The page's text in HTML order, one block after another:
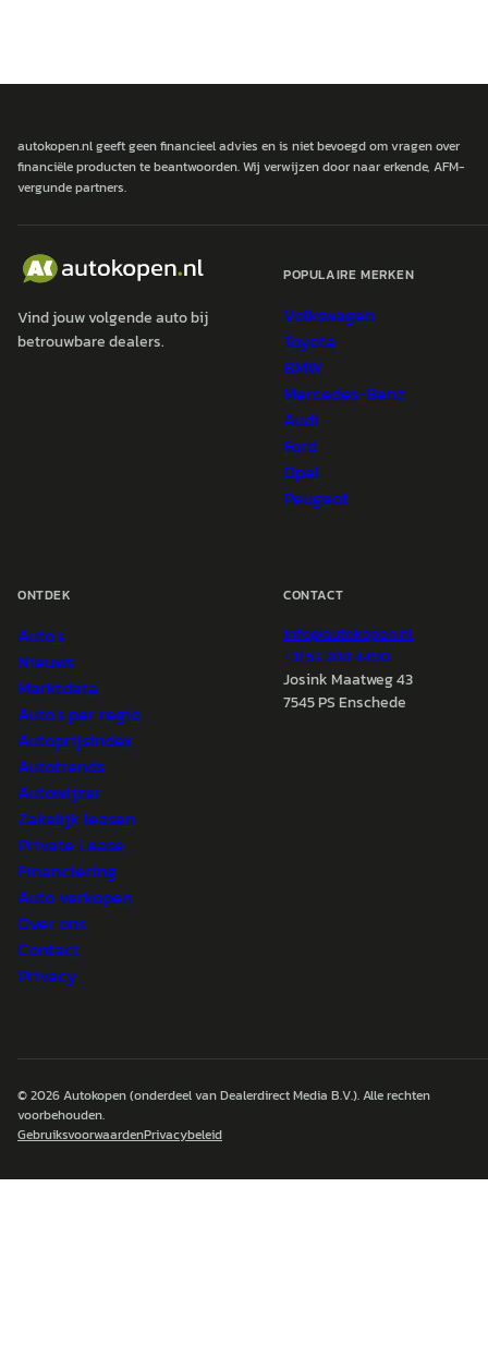
autokopen.nl geeft geen financieel advies en is niet bevoegd om vragen over
financiële producten te beantwoorden. Wij verwijzen door naar erkende, AFM-
vergunde partners.
Vind jouw volgende auto bij
betrouwbare dealers.
POPULAIRE MERKEN
Volkswagen
Toyota
BMW
Mercedes-Benz
Audi
Ford
Opel
Peugeot
ONTDEK
Auto's
Nieuws
Marktdata
Auto's per regio
Autoprijsindex
Autotrends
Autowijzer
Zakelijk leasen
Private Lease
Financiering
Auto verkopen
Over ons
Contact
Privacy
CONTACT
info@autokopen.nl
+31 53 208 4490
Josink Maatweg 43
7545 PS Enschede
© 2026Autokopen(onderdeel van Dealerdirect Media B.V.). Alle rechten
voorbehouden.
GebruiksvoorwaardenPrivacybeleid